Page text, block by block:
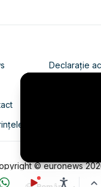
Declarație
Politica de
© euronews